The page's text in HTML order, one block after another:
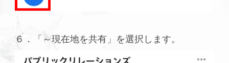
６．「～現在地を共有」を選択します。